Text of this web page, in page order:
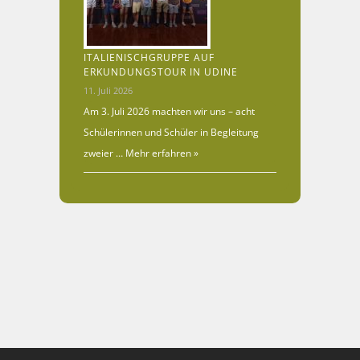
ITALIENISCHGRUPPE AUF
ERKUNDUNGSTOUR IN UDINE
11. Juli 2026
Am 3. Juli 2026 machten wir uns – acht
Schülerinnen und Schüler in Begleitung
zweier … Mehr erfahren »